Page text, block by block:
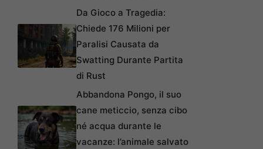
Da Gioco a Tragedia:
Chiede 176 Milioni per
Paralisi Causata da
Swatting Durante Partita
di Rust
Abbandona Pongo, il suo
cane meticcio, senza cibo
né acqua durante le
vacanze: l’animale salvato